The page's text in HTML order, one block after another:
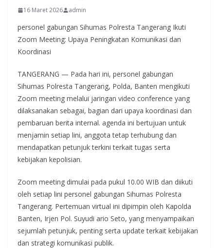
16 Maret 2026 admin
personel gabungan Sihumas Polresta Tangerang Ikuti
Zoom Meeting: Upaya Peningkatan Komunikasi dan
Koordinasi
TANGERANG — Pada hari ini, personel gabungan
Sihumas Polresta Tangerang, Polda, Banten mengikuti
Zoom meeting melalui jaringan video conference yang
dilaksanakan sebagai, bagian dari upaya koordinasi dan
pembaruan berita internal. agenda ini bertujuan untuk
menjamin setiap lini, anggota tetap terhubung dan
mendapatkan petunjuk terkini terkait tugas serta
kebijakan kepolisian.
Zoom meeting dimulai pada pukul 10.00 WIB dan diikuti
oleh setiap lini personel gabungan Sihumas Polresta
Tangerang. Pertemuan virtual ini dipimpin oleh Kapolda
Banten, Irjen Pol. Suyudi ario Seto, yang menyampaikan
sejumlah petunjuk, penting serta update terkait kebijakan
dan strategi komunikasi publik.